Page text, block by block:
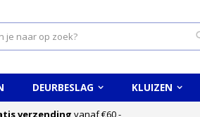
DEURBESLAG KLUIZEN
verzending vanaf €60,-